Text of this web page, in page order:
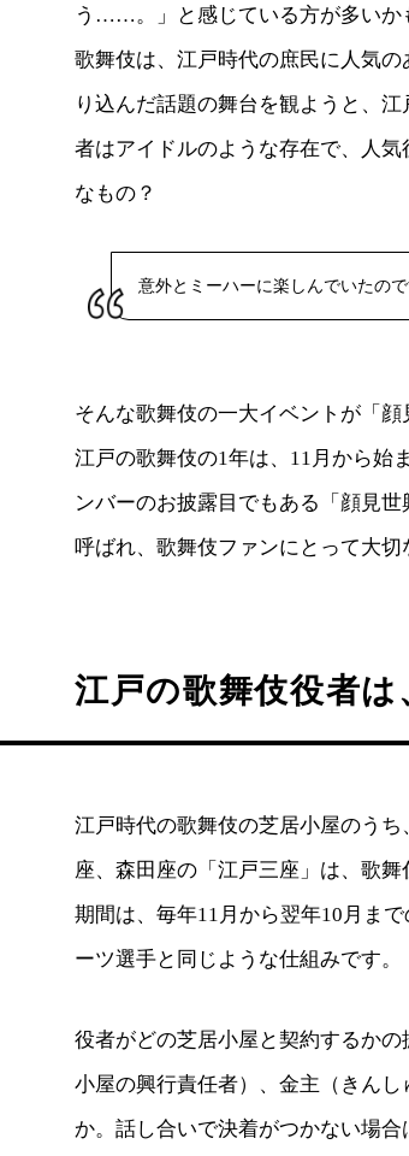
う……。」と感じている方が多いか
歌舞伎は、江戸時代の庶民に人気
り込んだ話題の舞台を観ようと、
者はアイドルのような存在で、人
なもの？
意外とミーハーに楽しんでいたので
そんな歌舞伎の一大イベントが「顔
江戸の歌舞伎の1年は、11月から始
ンバーのお披露目でもある「顔見
呼ばれ、歌舞伎ファンにとって大切
江戸の歌舞伎役者は
江戸時代の歌舞伎の芝居小屋のう
座、森田座の「江戸三座」は、歌
期間は、毎年11月から翌年10月ま
ーツ選手と同じような仕組みです。
役者がどの芝居小屋と契約するか
小屋の興行責任者）、金主（きん
か。話し合いで決着がつかない場